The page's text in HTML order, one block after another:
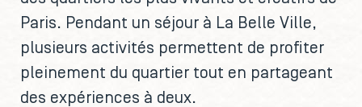
Paris. Pendant un séjour à La Belle Ville,
plusieurs activités permettent de profiter
pleinement du quartier tout en partageant
des expériences à deux.